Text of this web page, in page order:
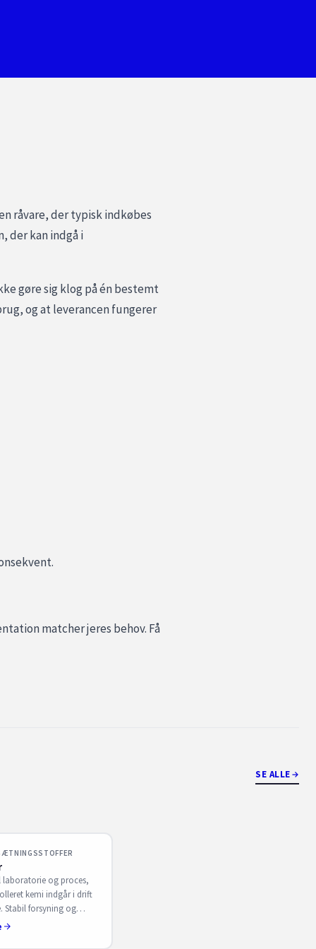
råvare, der typisk indkøbes
der kan indgå i
gøre sig klog på én bestemt
og at leverancen fungerer
matcher jeres behov. Få
SE ALLE
laboratorie og proces,
kemi indgår i drift
Stabil forsyning og
til rutiner. Få B2B-